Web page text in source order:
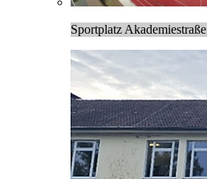
Sportplatz Akademiestraße